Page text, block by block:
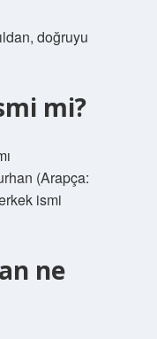
doğruyu
mi?
(Arapça:
ne